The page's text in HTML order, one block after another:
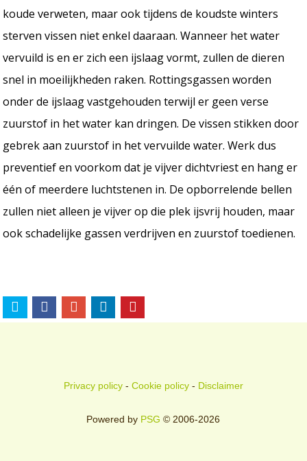
koude verweten, maar ook tijdens de koudste winters
sterven vissen niet enkel daaraan. Wanneer het water
vervuild is en er zich een ijslaag vormt, zullen de dieren
snel in moeilijkheden raken. Rottingsgassen worden
onder de ijslaag vastgehouden terwijl er geen verse
zuurstof in het water kan dringen. De vissen stikken door
gebrek aan zuurstof in het vervuilde water. Werk dus
preventief en voorkom dat je vijver dichtvriest en hang er
één of meerdere luchtstenen in. De opborrelende bellen
zullen niet alleen je vijver op die plek ijsvrij houden, maar
ook schadelijke gassen verdrijven en zuurstof toedienen.
Privacy policy- Cookie policy- Disclaimer
Powered by PSG © 2006-2026